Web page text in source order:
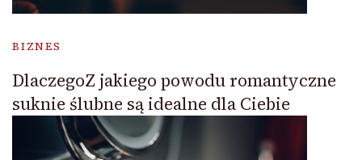
BIZNES
DlaczegoZ jakiego powodu romantyczne
suknie ślubne są idealne dla Ciebie